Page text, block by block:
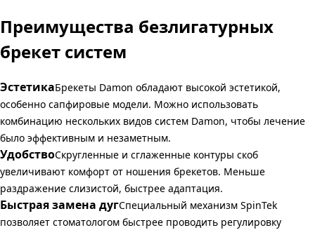
Преимущества безлигатурных
брекет систем
ЭстетикаБрекеты Damon обладают высокой эстетикой,
особенно сапфировые модели. Можно использовать
комбинацию нескольких видов систем Damon, чтобы лечение
было эффективным и незаметным.
УдобствоСкругленные и сглаженные контуры скоб
увеличивают комфорт от ношения брекетов. Меньше
раздражение слизистой, быстрее адаптация.
Быстрая замена дугСпециальный механизм SpinTek
позволяет стоматологом быстрее проводить регулировку